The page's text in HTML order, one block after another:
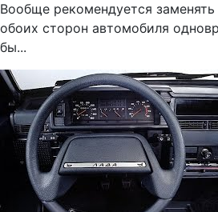
Вообще рекомендуется
обоих сторон автомобиля
бы...